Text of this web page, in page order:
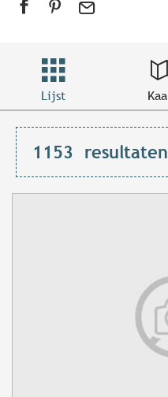
Lijst
1153 resultaten